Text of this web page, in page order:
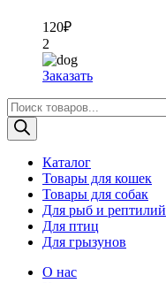
120₽
2
Заказать
Поиск
товаров
Каталог
Товары для кошек
Товары для собак
Для рыб и рептилий
Для птиц
Для грызунов
О нас